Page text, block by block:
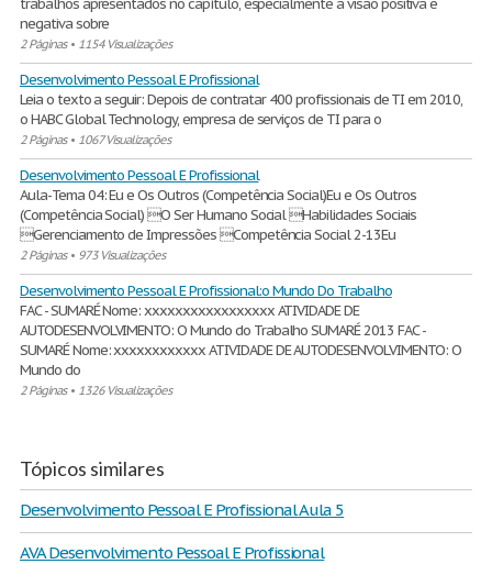
trabalhos apresentados no capítulo, especialmente a visão positiva e
negativa sobre
2 Páginas• 1154 Visualizações
Desenvolvimento Pessoal E Profissional
Leia o texto a seguir: Depois de contratar 400 profissionais de TI em 2010,
o HABC Global Technology, empresa de serviços de TI para o
2 Páginas• 1067 Visualizações
Desenvolvimento Pessoal E Profissional
Aula-Tema 04: Eu e Os Outros (Competência Social)Eu e Os Outros
(Competência Social) O Ser Humano Social Habilidades Sociais
Gerenciamento de Impressões Competência Social 2-13Eu
2 Páginas• 973 Visualizações
Desenvolvimento Pessoal E Profissional:o Mundo Do Trabalho
FAC - SUMARÉ Nome: xxxxxxxxxxxxxxxxx ATIVIDADE DE
AUTODESENVOLVIMENTO: O Mundo do Trabalho SUMARÉ 2013 FAC -
SUMARÉ Nome: xxxxxxxxxxxx ATIVIDADE DE AUTODESENVOLVIMENTO: O
Mundo do
2 Páginas• 1326 Visualizações
Tópicos similares
Desenvolvimento Pessoal E Profissional Aula 5
AVA Desenvolvimento Pessoal E Profissional